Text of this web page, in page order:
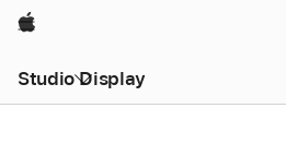
Apple
Studio Display